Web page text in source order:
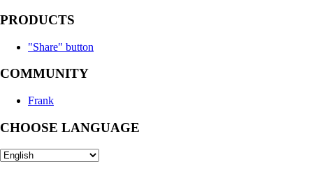
PRODUCTS
"Share" button
COMMUNITY
Frank
CHOOSE LANGUAGE